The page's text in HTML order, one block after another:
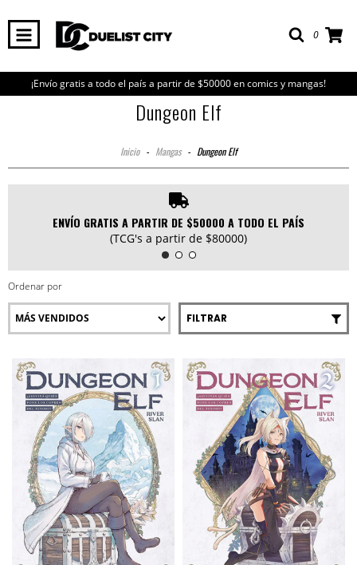
0
¡Envío gratis a todo el país a partir de $50000 en comics y mangas!
Dungeon Elf
Inicio - Mangas - Dungeon Elf
ENVÍO GRATIS A PARTIR DE $50000 A TODO EL PAÍS
(TCG's a partir de $80000)
Ordenar por
FILTRAR